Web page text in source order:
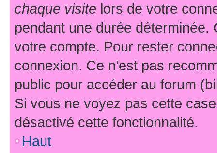
chaque visite lors de votre
pendant une durée déterminée.
votre compte. Pour rester
connexion. Ce n’est pas
public pour accéder au forum
Si vous ne voyez pas cette
désactivé cette fonctionnalité.
Haut